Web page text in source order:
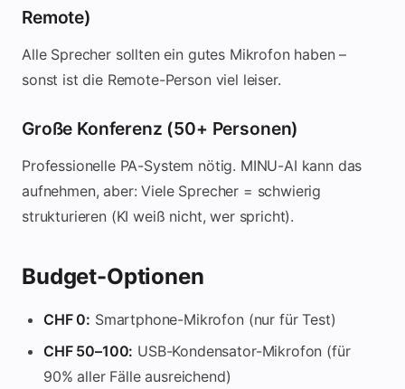
Remote)
Alle Sprecher sollten ein gutes Mikrofon haben –
sonst ist die Remote-Person viel leiser.
Große Konferenz (50+ Personen)
Professionelle PA-System nötig. MINU-AI kann das
aufnehmen, aber: Viele Sprecher = schwierig
strukturieren (KI weiß nicht, wer spricht).
Budget-Optionen
CHF 0: Smartphone-Mikrofon (nur für Test)
CHF 50–100: USB-Kondensator-Mikrofon (für
90% aller Fälle ausreichend)